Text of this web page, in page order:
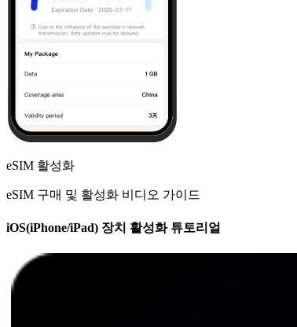
eSIM 활성화
eSIM 구매 및 활성화 비디오 가이드
iOS(iPhone/iPad) 장치 활성화 튜토리얼